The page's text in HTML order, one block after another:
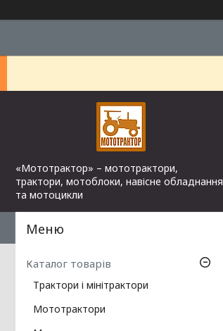
«Мототрактор» – мототрактори,
трактори, мотоблоки, навісне обладнання
та мотоцикли
Каталог товарів
Трактори і мінітрактори
Мототрактори